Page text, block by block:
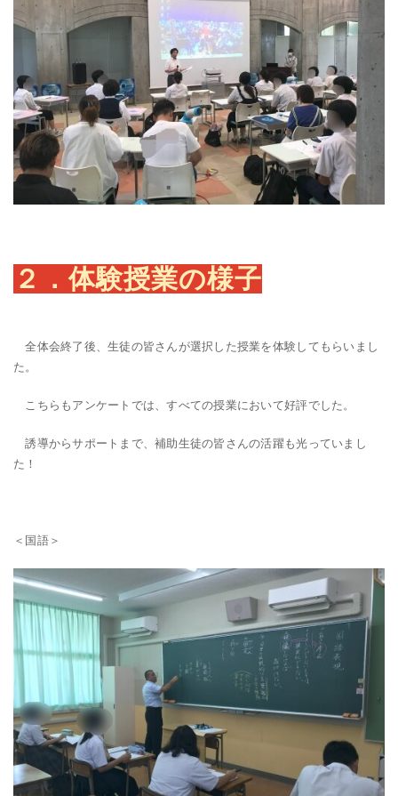
２．体験授業の様子
全体会終了後、生徒の皆さんが選択した授業を体験してもらいまし
た。
こちらもアンケートでは、すべての授業において好評でした。
誘導からサポートまで、補助生徒の皆さんの活躍も光っていまし
た！
＜国語＞